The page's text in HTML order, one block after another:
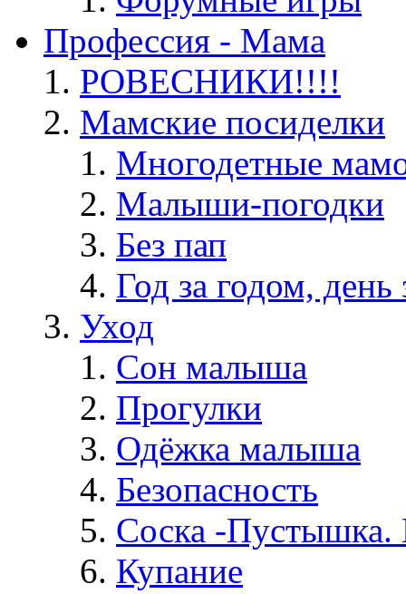
Профессия - Мама
РОВЕСНИКИ!!!!
Мамские посиделки
Многодетные
Малыши-погодки
Без пап
Год за годом, день
Уход
Сон малыша
Прогулки
Одёжка малыша
Безопасность
Соска -
Купание